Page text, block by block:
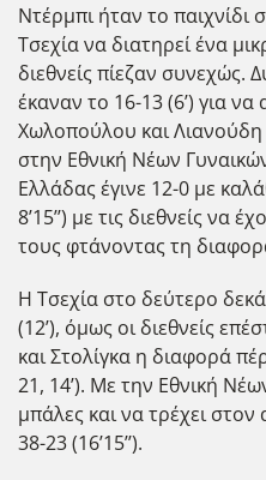
Ντέρμπι ήταν το παιχνίδι
Τσεχία να διατηρεί ένα
διεθνείς πίεζαν συνεχώς.
έκαναν το 16-13 (6’) για
Χωλοπούλου και
στην Εθνική Νέων
Ελλάδας έγινε 12-0 με
8’15’’) με τις διεθνείς να
τους φτάνοντας τη
Η Τσεχία στο δεύτερο
(12’), όμως οι διεθνείς
και Στολίγκα η διαφορά
21, 14’). Με την Εθνική
μπάλες και να τρέχει στον
38-23 (16’15’’).